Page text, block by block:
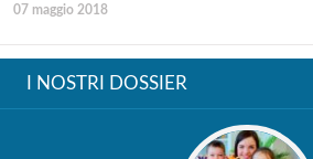
07 maggio 2018
I NOSTRI DOSSIER